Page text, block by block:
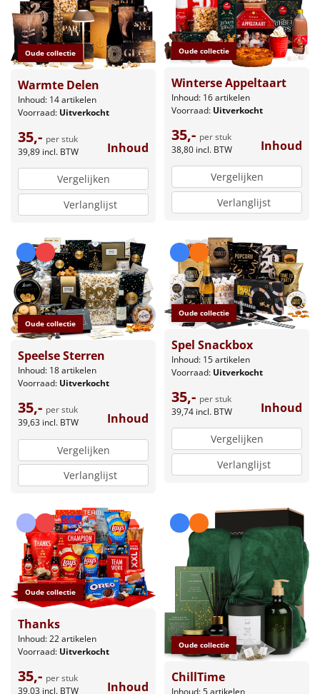
Oude collectie
Warmte Delen
Inhoud: 14 artikelen
Voorraad: Uitverkocht
35,- per stuk
39,89 incl. BTW Inhoud
Vergelijken
Verlanglijst
Oude collectie
Winterse Appeltaart
Inhoud: 16 artikelen
Voorraad: Uitverkocht
35,- per stuk
38,80 incl. BTW Inhoud
Vergelijken
Verlanglijst
Oude collectie
Speelse Sterren
Inhoud: 18 artikelen
Voorraad: Uitverkocht
35,- per stuk
39,63 incl. BTW Inhoud
Vergelijken
Verlanglijst
Oude collectie
Spel Snackbox
Inhoud: 15 artikelen
Voorraad: Uitverkocht
35,- per stuk
39,74 incl. BTW Inhoud
Vergelijken
Verlanglijst
Oude collectie
Thanks
Inhoud: 22 artikelen
Voorraad: Uitverkocht
35,- per stuk
39,03 incl. BTW Inhoud
Oude collectie
ChillTime